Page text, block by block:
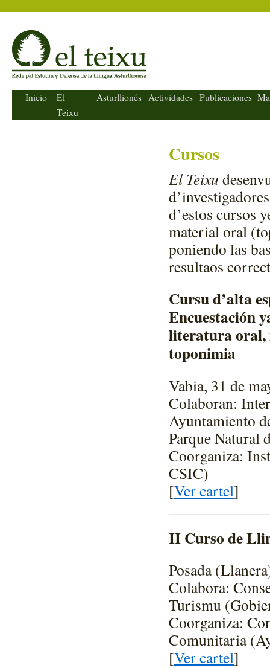
El Teixu
Inicio
El
Teixu
Asturllionés Actividades Publicaciones
Cursos
El Teixu
d’estos cursos
material oral
poniendo las
resultaos
Cursu d’alta
Encuestación
literatura oral,
toponimia
Vabia, 31 de
Colaboran:
Ayuntamiento
Parque Natural
Coorganiza:
CSIC)
[Ver cartel]
II Curso de
Posada
Colabora:
Turismu
Coorganiza:
Comunitaria
[Ver cartel]